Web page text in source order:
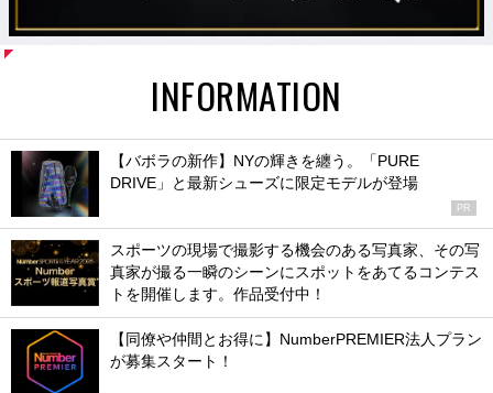
INFORMATION
【バボラの新作】NYの輝きを纏う。「PURE
DRIVE」と最新シューズに限定モデルが登場
PR
スポーツの現場で撮影する機会のある写真家、その写
真家が撮る一瞬のシーンにスポットをあてるコンテス
トを開催します。作品受付中！
【同僚や仲間とお得に】NumberPREMIER法人プラン
が募集スタート！